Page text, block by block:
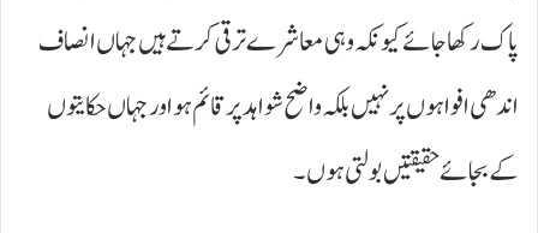
پاک رکھا جائے کیونکہ وہی معاشرے ترقی کرتے ہیں جہاں انصاف
اندھی افواہوں پر نہیں بلکہ واضح شواہد پر قائم ہو اور جہاں حکایتوں
کے بجائے حقیقتیں بولتی ہوں۔